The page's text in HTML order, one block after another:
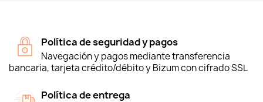
Política de seguridad y pagos
Navegación y pagos mediante transferencia
bancaria, tarjeta crédito/débito y Bizum con cifrado SSL
Política de entrega